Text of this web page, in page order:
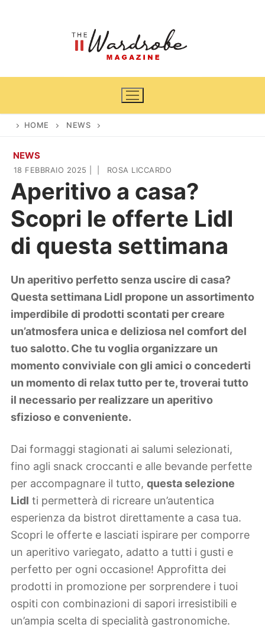
Home
News
Cinema e TV
Casa & Giardino
Arredamento
Piante e fiori
DIY
Lifestyle
Zodiaco
HOME NEWS
NEWS
18 FEBBRAIO 2025 ROSA LICCARDO
Aperitivo a casa?
Scopri le offerte Lidl
di questa settimana
Un aperitivo perfetto senza uscire di casa?
Questa settimana Lidl propone un assortimento
imperdibile di prodotti scontati per creare
un’atmosfera unica e deliziosa nel comfort del
tuo salotto. Che tu voglia organizzare un
momento conviviale con gli amici o concederti
un momento di relax tutto per te, troverai tutto
il necessario per realizzare un aperitivo
sfizioso e conveniente.
Dai formaggi stagionati ai salumi selezionati,
fino agli snack croccanti e alle bevande perfette
per accompagnare il tutto, questa selezione
Lidl ti permetterà di ricreare un’autentica
esperienza da bistrot direttamente a casa tua.
Scopri le offerte e lasciati ispirare per comporre
un aperitivo variegato, adatto a tutti i gusti e
perfetto per ogni occasione! Approfitta dei
prodotti in promozione per sorprendere i tuoi
ospiti con combinazioni di sapori irresistibili e
un’ampia scelta di specialità gastronomiche.